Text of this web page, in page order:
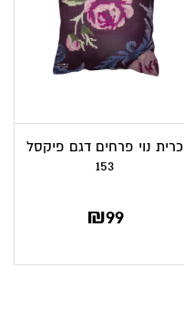
כרית נוי פרחים דגם פיקסל
153
₪99